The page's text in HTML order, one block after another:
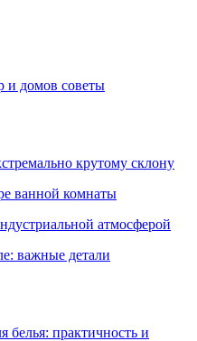
и домов советы
крутому склону
ванной комнаты
атмосферой
важные детали
белья: практичность и